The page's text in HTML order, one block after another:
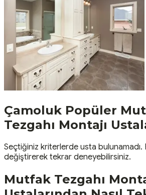
Çamoluk Popüler
Tezgahı Montajı
Seçtiğiniz kriterlerde usta bulunamadı.
değiştirerek tekrar deneyebilirsiniz.
Mutfak Tezgahı